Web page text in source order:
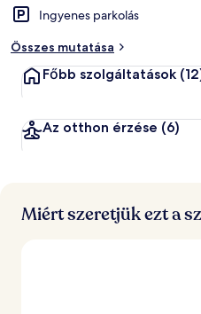
Ingyenes parkolás
Összes mutatása
Főbb szolgáltatások
Az otthon érzése (6)
Miért szeretjük ezt a